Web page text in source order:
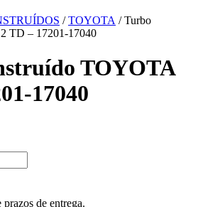
/TOYOTA / Turbo
TD – 17201-17040
TOYOTA
17040
de entrega.